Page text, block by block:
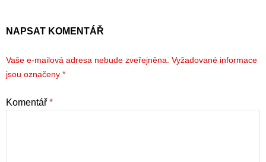
NAPSAT KOMENTÁŘ
Vaše e-mailová adresa nebude zveřejněna. Vyžadované informace
jsou označeny *
Komentář *